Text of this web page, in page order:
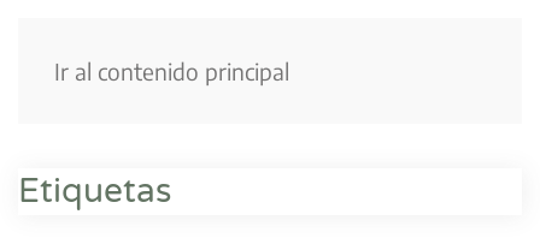
Ir al contenido principal
Etiquetas